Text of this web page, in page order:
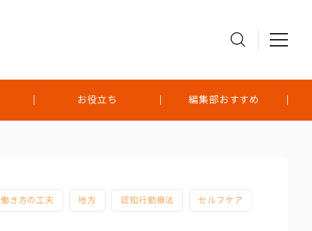
お役立ち 編集部おすすめ
働き方の工夫 地方 認知行動療法 セルフケア